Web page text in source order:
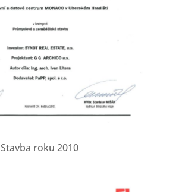
Stavba roku 2010